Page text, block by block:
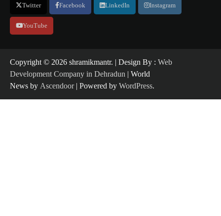
Twitter Facebook LinkedIn Instagram
YouTube
Copyright ©️ 2026 shramikmantr. | Design By : Web
Development Company in Dehradun | World
News by Ascendoor| Powered by WordPress.